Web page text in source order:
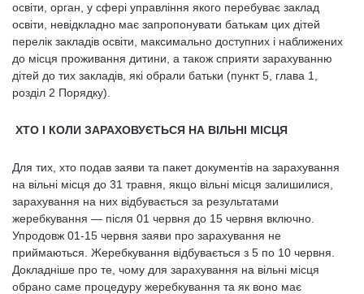
освіти, орган, у сфері управління якого перебуває заклад
освіти, невідкладно має запропонувати батькам цих дітей
перелік закладів освіти, максимально доступних і наближених
до місця проживання дитини, а також сприяти зарахуванню
дітей до тих закладів, які обрали батьки (пункт 5, глава 1,
розділ 2 Порядку).
ХТО І КОЛИ ЗАРАХОВУЄТЬСЯ НА ВІЛЬНІ МІСЦЯ
Для тих, хто подав заяви та пакет документів на зарахування
на вільні місця до 31 травня, якщо вільні місця залишилися,
зарахування на них відбувається за результатами
жеребкування — після 01 червня до 15 червня включно.
Упродовж 01-15 червня заяви про зарахування не
приймаються. Жеребкування відбувається з 5 по 10 червня.
Докладніше про те, чому для зарахування на вільні місця
обрано саме процедуру жеребкування та як воно має